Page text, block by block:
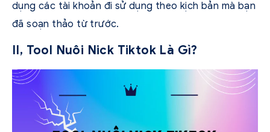
dụng các tài khoản đi sử dụng theo kịch bản mà bạn
đã soạn thảo từ trước.
II, Tool Nuôi Nick Tiktok Là Gì?